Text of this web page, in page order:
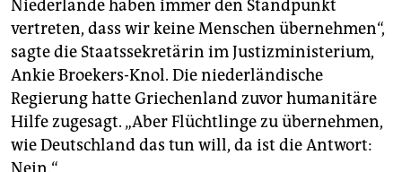
Niederlande haben immer den Standpunkt
vertreten, dass wir keine Menschen übernehmen“,
sagte die Staatssekretärin im Justizministerium,
Ankie Broekers-Knol. Die niederländische
Regierung hatte Griechenland zuvor humanitäre
Hilfe zugesagt. „Aber Flüchtlinge zu übernehmen,
wie Deutschland das tun will, da ist die Antwort: